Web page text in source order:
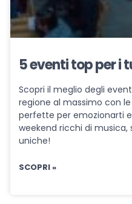
5 eventi top per i
Scopri il meglio degli
regione al massimo con
perfette per emozionarti
weekend ricchi di
uniche!
SCOPRI »